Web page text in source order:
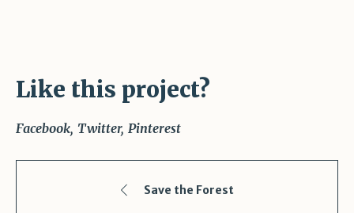
Like this project?
Facebook Twitter Pinterest
Save the Forest